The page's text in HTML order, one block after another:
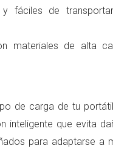
fáciles de
materiales de alta
de carga de tu
inteligente que evita
para adaptarse